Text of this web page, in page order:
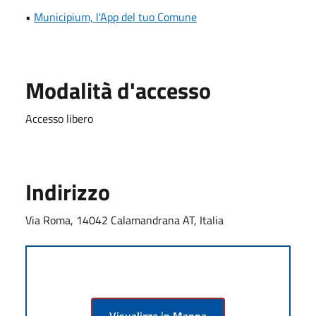
• Municipium, l'App del tuo Comune
Modalità d'accesso
Accesso libero
Indirizzo
Via Roma, 14042 Calamandrana AT, Italia